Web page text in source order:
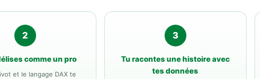
2
comme un pro
et le langage DAX te
3
Tu racontes une histoire avec
tes données